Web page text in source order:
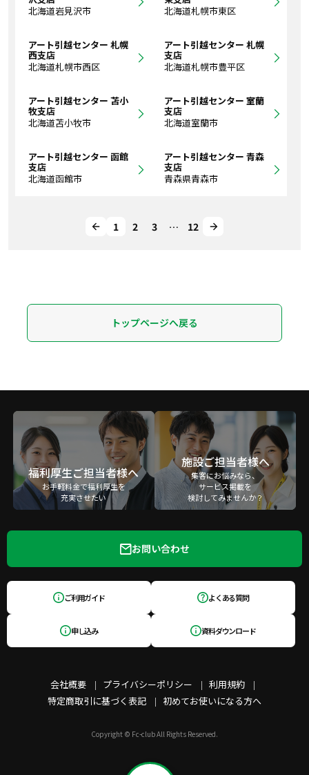
北海道岩見沢市
北海道札幌市東区
アート引越センター 札幌
西支店
北海道札幌市西区
アート引越センター 札幌
支店
北海道札幌市豊平区
アート引越センター 苫小
牧支店
北海道苫小牧市
アート引越センター 室蘭
支店
北海道室蘭市
アート引越センター 函館
支店
北海道函館市
アート引越センター 青森
支店
青森県青森市
1 2 3 … 12
トップページへ戻る
福利厚生ご担当者様へ
お手軽料金で福利厚生を
充実させたい
施設ご担当者様へ
集客にお悩みなら、
サービス掲載を
検討してみませんか？
会社概要 プライバシーポリシー
利用規約
特定商取引に基づく表記
初めてお使いになる方へ
お問い合わせ
ご利用ガイド よくある質問
申し込み 資料ダウンロード
Copyright © Fc-club All Rights Reserved.